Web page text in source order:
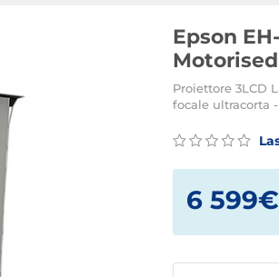
Epson
Proiettore 3LCD
focale ultracorta
6 599€